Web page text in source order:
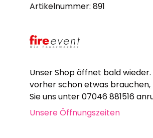
Artikelnummer: 891
Unser Shop öffnet bald wieder.
vorher schon etwas brauchen,
Sie uns unter 07046 881516
Unsere Öffnungszeiten